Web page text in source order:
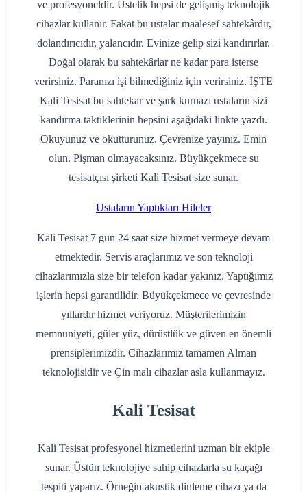
ve profesyoneldir. Üstelik hepsi de gelişmiş teknolojik
cihazlar kullanır. Fakat bu ustalar maalesef sahtekârdır,
dolandırıcıdır, yalancıdır. Evinize gelip sizi kandırırlar.
Doğal olarak bu sahtekârlar ne kadar para isterse
verirsiniz. Paranızı işi bilmediğiniz için verirsiniz. İŞTE
Kali Tesisat bu sahtekar ve şark kurnazı ustaların sizi
kandırma taktiklerinin hepsini aşağıdaki linkte yazdı.
Okuyunuz ve okutturunuz. Çevrenize yayınız. Emin
olun. Pişman olmayacaksınız. Büyükçekmece su
tesisatçısı şirketi Kali Tesisat size sunar.
Ustaların Yaptıkları Hileler
Kali Tesisat 7 gün 24 saat size hizmet vermeye devam
etmektedir. Servis araçlarımız ve son teknoloji
cihazlarımızla size bir telefon kadar yakınız. Yaptığımız
işlerin hepsi garantilidir. Büyükçekmece ve çevresinde
yıllardır hizmet veriyoruz. Müşterilerimizin
memnuniyeti, güler yüz, dürüstlük ve güven en önemli
prensiplerimizdir. Cihazlarımız tamamen Alman
teknolojisidir ve Çin malı cihazlar asla kullanmayız.
Kali Tesisat
Kali Tesisat profesyonel hizmetlerini uzman bir ekiple
sunar. Üstün teknolojiye sahip cihazlarla su kaçağı
tespiti yaparız. Örneğin akustik dinleme cihazı ya da